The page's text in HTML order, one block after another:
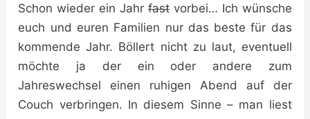
Schon wieder ein Jahr fastvorbei… Ich wünsche
euch und euren Familien nur das beste für das
kommende Jahr. Böllert nicht zu laut, eventuell
möchte ja der ein oder andere zum
Jahreswechsel einen ruhigen Abend auf der
Couch verbringen. In diesem Sinne – man liest